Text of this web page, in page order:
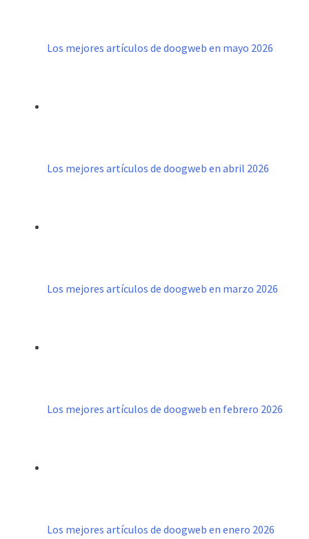
Los mejores artículos de doogweb en mayo 2026
Los mejores artículos de doogweb en abril 2026
Los mejores artículos de doogweb en marzo 2026
Los mejores artículos de doogweb en febrero 2026
Los mejores artículos de doogweb en enero 2026